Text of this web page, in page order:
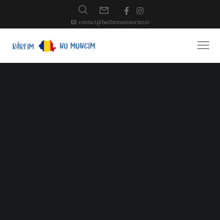
contact@barfimnumuncim.ro